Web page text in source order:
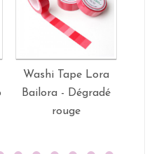
Washi Tape Lora
Bailora - Dégradé
rouge